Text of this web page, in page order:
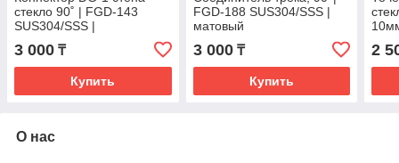
стекло 90˚ | FGD-143
SUS304/SSS |
Нержавейка/Матовая
3 000 ₸
Купить
FGD-188 SUS304/SSS |
матовый
3 000₸
Купить
2
О нас